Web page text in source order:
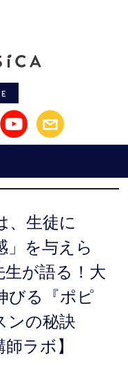
、生徒に
」を与えら
生が語る！大
びる『ポピ
ンの秘訣
ラボ】